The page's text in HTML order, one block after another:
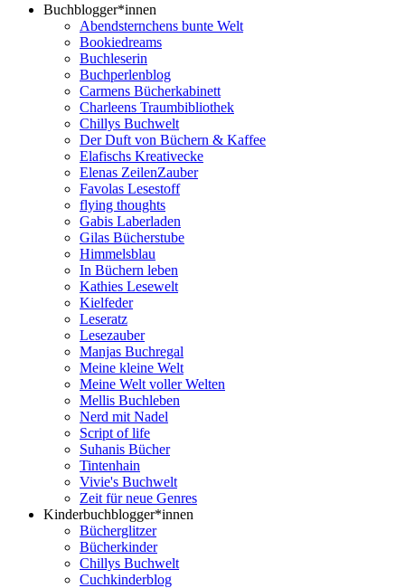
Buchblogger*innen
Abendsternchens bunte Welt
Bookiedreams
Buchleserin
Buchperlenblog
Carmens Bücherkabinett
Charleens Traumbibliothek
Chillys Buchwelt
Der Duft von Büchern & Kaffee
Elafischs Kreativecke
Elenas ZeilenZauber
Favolas Lesestoff
flying thoughts
Gabis Laberladen
Gilas Bücherstube
Himmelsblau
In Büchern leben
Kathies Lesewelt
Kielfeder
Leseratz
Lesezauber
Manjas Buchregal
Meine kleine Welt
Meine Welt voller Welten
Mellis Buchleben
Nerd mit Nadel
Script of life
Suhanis Bücher
Tintenhain
Vivie's Buchwelt
Zeit für neue Genres
Kinderbuchblogger*innen
Bücherglitzer
Bücherkinder
Chillys Buchwelt
Cuchkinderblog